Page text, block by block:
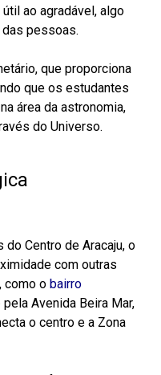
ao agradável, algo
das pessoas.
que proporciona
que os estudantes
área da astronomia,
do Universo.
Centro de Aracaju, o
com outras
como o bairro
Avenida Beira Mar,
o centro e a Zona